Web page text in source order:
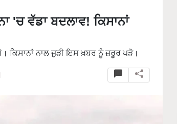
'ਚ ਵੱਡਾ ਬਦਲਾਵ! ਕਿਸਾਨਾਂ
ਕਿਸਾਨਾਂ ਨਾਲ ਜੁੜੀ ਇਸ ਖ਼ਬਰ ਨੂੰ ਜ਼ਰੂਰ ਪੜੋ।